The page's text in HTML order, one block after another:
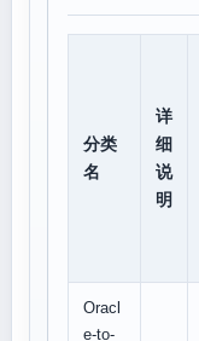
分类
名
详
细
说
明
Oracl
e-to-